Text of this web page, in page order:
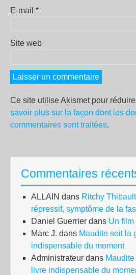
E-mail *
Site web
Ce site utilise Akismet pour
savoir plus sur la façon dont les
commentaires sont traitées.
Commentaires
ALLAIN dans Ritchy
répressif, symptôme de la
Daniel Guerrier dans Un film
Marc J. dans Maudite soit la
indispensable du moment
Administrateur dans
livre indispensable du